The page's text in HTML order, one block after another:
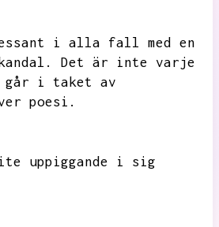
i alla fall med en
Det är inte varje
går i taket av
poesi.
uppiggande i sig